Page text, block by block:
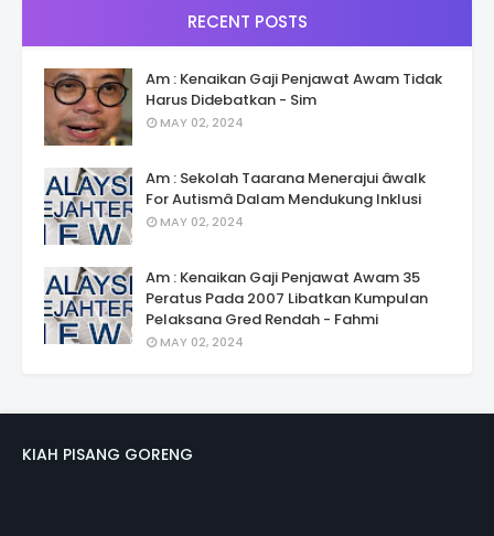
RECENT POSTS
Am : Kenaikan Gaji Penjawat Awam Tidak
Harus Didebatkan - Sim
MAY 02, 2024
Am : Sekolah Taarana Menerajui âwalk
For Autismâ Dalam Mendukung Inklusi
MAY 02, 2024
Am : Kenaikan Gaji Penjawat Awam 35
Peratus Pada 2007 Libatkan Kumpulan
Pelaksana Gred Rendah - Fahmi
MAY 02, 2024
KIAH PISANG GORENG